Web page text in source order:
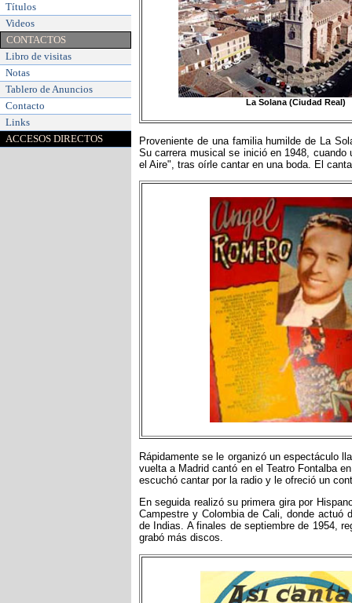
Títulos
Videos
CONTACTOS
Libro de visitas
Notas
Tablero de Anuncios
Contacto
Links
ACCESOS DIRECTOS
La Solana (Ciudad Real)
Proveniente de una familia humilde de La
Su carrera musical se inició en 1948,
el Aire", tras oírle cantar en una boda. El
Rápidamente se le organizó un espectáculo
vuelta a Madrid cantó en el Teatro Fontalba
escuchó cantar por la radio y le ofreció un
En seguida realizó su primera gira por
Campestre y Colombia de Cali, donde actuó
de Indias. A finales de septiembre de 1954,
grabó más discos.